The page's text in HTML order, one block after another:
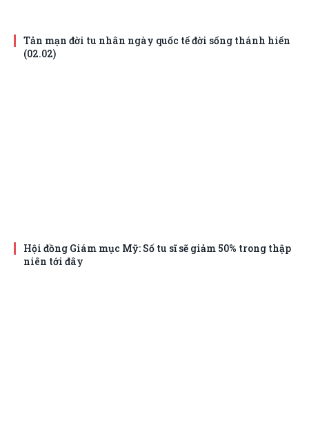
Tản mạn đời tu nhân ngày quốc tế đời sống thánh hiến
(02.02)
Hội đồng Giám mục Mỹ: Số tu sĩ sẽ giảm 50% trong thập
niên tới đây